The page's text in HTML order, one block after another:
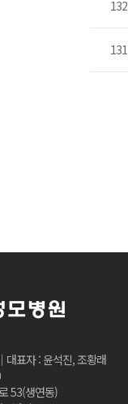
132
131
표자 : 윤석진, 조황래
53(생연동)